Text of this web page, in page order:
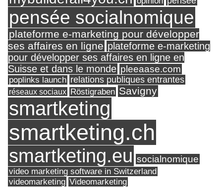
pensée socialnomique
plateforme e-marketing pour développer
ses affaires en ligne plateforme e-marketing
pour développer ses affaires en ligne en
Suisse et dans le monde pleeaase.com
poplinks launch relations publiques entrantes
réseaux sociaux Röstigraben Savigny
smartketing
smartketing.ch
smartketing.eu socialnomique
video marketing software in Switzerland
videomarketing Videomarketing